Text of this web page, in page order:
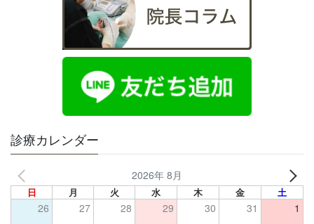
診療カレンダー
2026年 8月
日 月 火 水 木 金 土
26 27 28 29 30 31 1